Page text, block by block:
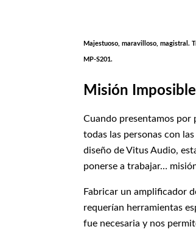
Majestuoso, maravilloso, magistral.
MP-S201.
Misión
Cuando presentamos por
todas las personas con
diseño de Vitus Audio,
ponerse a trabajar…
Fabricar un amplificador
requerían herramientas
fue necesaria y nos